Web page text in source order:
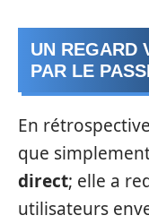
UN REGARD
PAR LE
En
que
direct; elle a
utilisateurs